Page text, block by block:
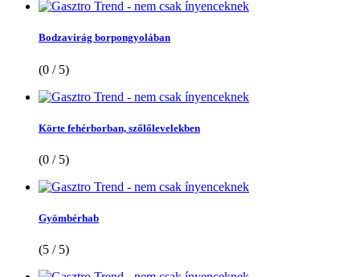
Bodzavirág borpongyolában
(0 / 5)
Körte fehérborban, szőlőlevelekben
(0 / 5)
Gyömbérhab
(5 / 5)